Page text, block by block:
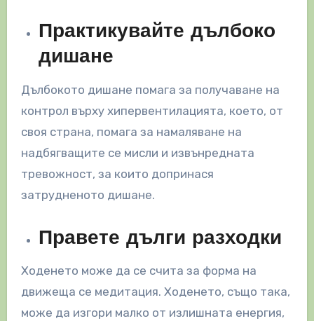
Практикувайте дълбоко
дишане
Дълбокото дишане помага за получаване на
контрол върху хипервентилацията, което, от
своя страна, помага за намаляване на
надбягващите се мисли и извънредната
тревожност, за които допринася
затрудненото дишане.
Правете дълги разходки
Ходенето може да се счита за форма на
движеща се медитация. Ходенето, също така,
може да изгори малко от излишната енергия,